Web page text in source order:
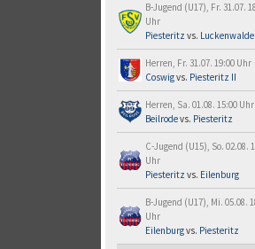
B-Jugend (U17), Fr. 31.07.
Uhr
Piesteritz vs. Luckenwalde
Herren, Fr. 31.07. 19:00 Uhr
Coswigvs. Piesteritz II
Herren, Sa. 01.08. 15:00 Uhr
Beilrodevs. Piesteritz
C-Jugend (U15), So. 02.08.
Uhr
Piesteritz vs. Eilenburg
B-Jugend (U17), Mi. 05.08.
Uhr
Eilenburgvs. Piesteritz